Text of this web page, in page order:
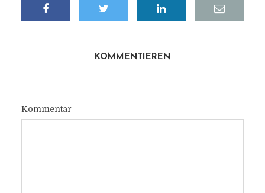
KOMMENTIEREN
Kommentar